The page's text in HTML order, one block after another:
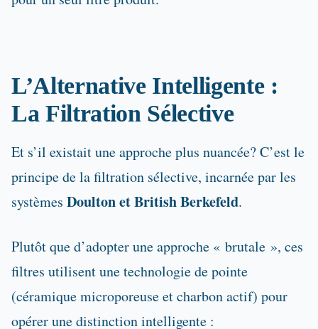
L’Alternative Intelligente :
La Filtration Sélective
Et s’il existait une approche plus nuancée? C’est le
principe de la filtration sélective, incarnée par les
systèmes Doulton et British Berkefeld.
Plutôt que d’adopter une approche « brutale », ces
filtres utilisent une technologie de pointe
(céramique microporeuse et charbon actif) pour
opérer une distinction intelligente :